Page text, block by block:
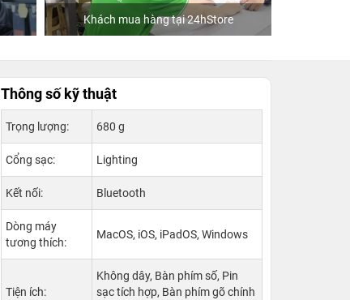
Khách mua hàng tại 24hStore
Thông số kỹ thuật
Trọng lượng: 680 g
Cổng sạc: Lighting
Kết nối: Bluetooth
Dòng máy
tương thích:
MacOS, iOS, iPadOS, Windows
Tiện ích:
Không dây, Bàn phím số, Pin
sạc tích hợp, Bàn phím gõ chính